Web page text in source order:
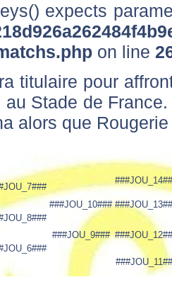
expects
on line
titulaire pour
au Stade de
alors que
###JOU_10###
###JOU_9###